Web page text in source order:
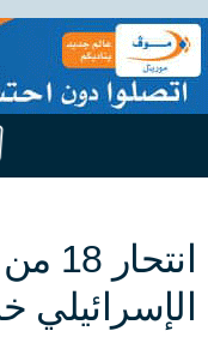
الإسرائيلي خلال